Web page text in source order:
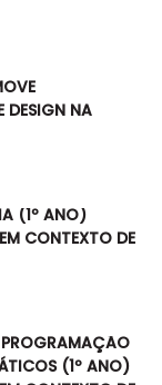
DESIGN NA
(1º ANO)
CONTEXTO DE
PROGRAMAÇÃO
(1º ANO)